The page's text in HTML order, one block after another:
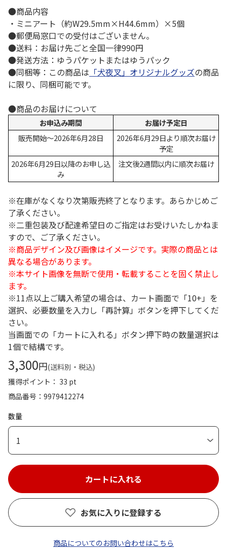
●商品内容
・ミニアート（約W29.5mm×H44.6mm）×5個
●郵便局窓口での受付はございません。
●送料：お届け先ごと全国一律990円
●発送方法：ゆうパケットまたはゆうパック
●同梱等：この商品は 「犬夜叉」オリジナルグッズの商品
に限り、同梱可能です。
●商品のお届けについて
お申込み期間
お届け予定日
販売開始～2026年6月28日
2026年6月29日より順次お届け
予定
2026年6月29日以降のお申し込
み
注文後2週間以内に順次お届け
※在庫がなくなり次第販売終了となります。あらかじめご
了承ください。
※二重包装及び配達希望日のご指定はお受けいたしかねま
すので、ご了承ください。
※商品デザイン及び画像はイメージです。実際の商品とは
異なる場合があります。
※本サイト画像を無断で使用・転載することを固く禁止し
ます。
※11点以上ご購入希望の場合は、カート画面で「10+」を
選択、必要数量を入力し「再計算」ボタンを押下してくだ
さい。
当画面での「カートに入れる」ボタン押下時の数量選択は
1個で結構です。
3,300円(送料別・税込)
獲得ポイント： 33 pt
商品番号
9979412274
数量
1
お気に入りに登録する
商品についてのお問い合わせはこちら